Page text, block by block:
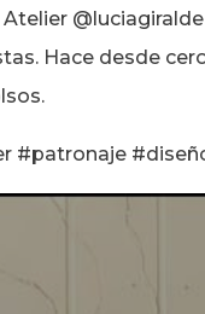
Hace desde
#patronaje